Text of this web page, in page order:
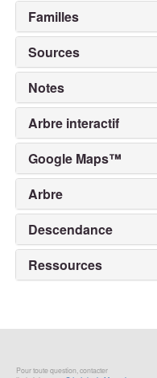
Familles
Sources
Notes
Arbre interactif
Google Maps™
Arbre
Descendance
Ressources
Pour toute question, contacter